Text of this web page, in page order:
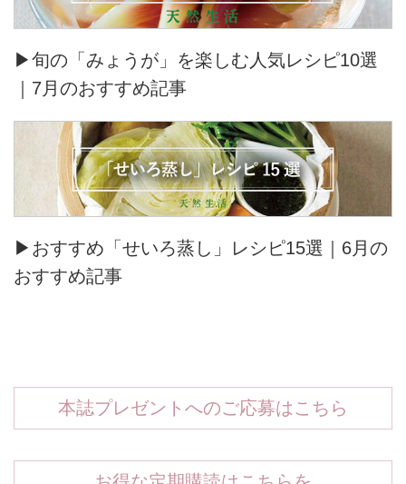
▶旬の「みょうが」を楽しむ人気レシピ10選
｜7月のおすすめ記事
▶おすすめ「せいろ蒸し」レシピ15選｜6月の
おすすめ記事
本誌プレゼントへのご応募はこちら